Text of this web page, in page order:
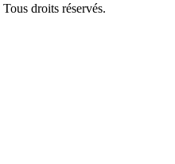
Tous droits réservés.